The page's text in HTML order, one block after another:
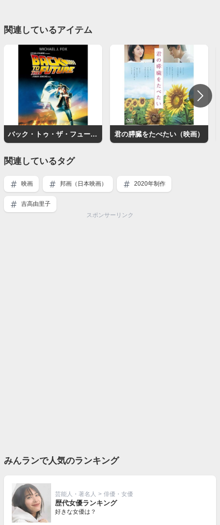
関連しているアイテム
バック・トゥ・ザ・フューチャー 君の膵臓をたべたい（映画）
関連しているタグ
映画 邦画（日本映画） 2020年制作
吉高由里子
スポンサーリンク
みんランで人気のランキング
芸能人・著名人 > 俳優・女優
歴代女優ランキング
好きな女優は？